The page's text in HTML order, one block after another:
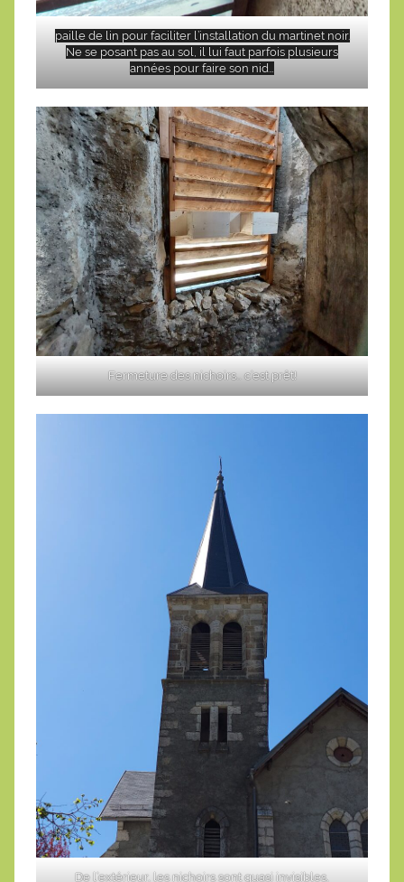
paille de lin pour faciliter l’installation du martinet noir.
Ne se posant pas au sol, il lui faut parfois plusieurs
années pour faire son nid…
Fermeture des nichoirs… c’est prêt!
De l’extérieur, les nichoirs sont quasi invisibles,